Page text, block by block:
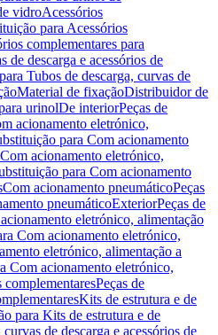
vidroAcessórios
para Acessórios
complementares para
de descarga e acessórios de
Tubos de descarga, curvas de
Material de fixaçãoDistribuidor de
urinolDe interiorPeças de
acionamento eletrónico,
para Com acionamento
Com acionamento eletrónico,
para Com acionamento
Com acionamento pneumáticoPeças
pneumáticoExteriorPeças de
eletrónico, alimentação
Com acionamento eletrónico,
eletrónico, alimentação a
Com acionamento eletrónico,
complementaresPeças de
Kits de estrutura e de
para Kits de estrutura e de
de descarga e acessórios de